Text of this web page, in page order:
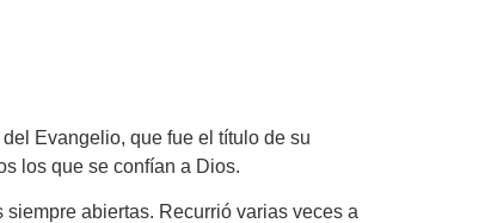
Evangelio, que fue el título de su
los que se confían a Dios.
abiertas. Recurrió varias veces a